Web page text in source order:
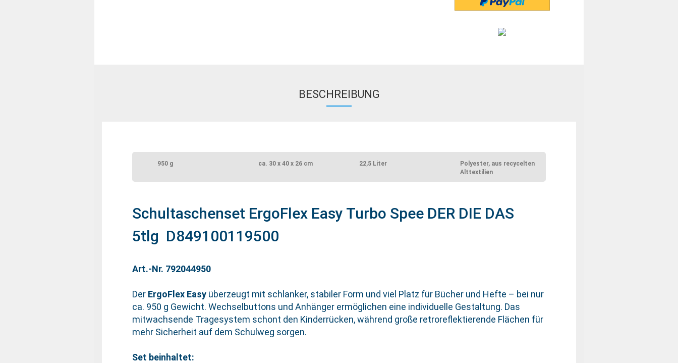
BESCHREIBUNG
950 g ca. 30 x 40 x 26 cm 22,5 Liter
Polyester, aus recycelten
Alttextilien
Schultaschenset ErgoFlex Easy Turbo Spee DER DIE DAS
5tlg D849100119500
Art.-Nr. 792044950
Der ErgoFlex Easy überzeugt mit schlanker, stabiler Form und viel Platz für Bücher und Hefte – bei nur
ca. 950 g Gewicht. Wechselbuttons und Anhänger ermöglichen eine individuelle Gestaltung. Das
mitwachsende Tragesystem schont den Kinderrücken, während große retroreflektierende Flächen für
mehr Sicherheit auf dem Schulweg sorgen.
Set beinhaltet: